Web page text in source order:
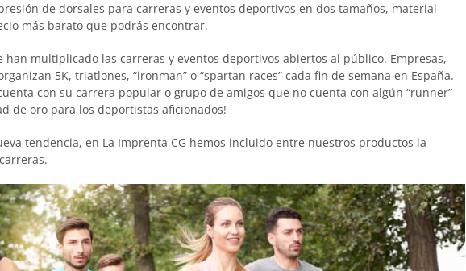
de dorsales para carreras y eventos deportivos en dos tamaños, material
más barato que podrás encontrar.
han multiplicado las carreras y eventos deportivos abiertos al público. Empresas,
5K, triatlones, “ironman” o “spartan races” cada fin de semana en España.
con su carrera popular o grupo de amigos que no cuenta con algún “runner”
de oro para los deportistas aficionados!
tendencia, en La Imprenta CG hemos incluido entre nuestros productos la